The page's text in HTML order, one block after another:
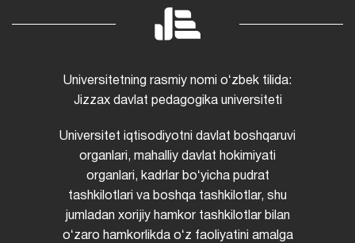
Universitetning rasmiy nomi oʻzbek tilida:
Jizzax davlat pedagogika universiteti
Universitet iqtisodiyotni davlat boshqaruvi
organlari, mahalliy davlat hokimiyati
organlari, kadrlar boʻyicha pudrat
tashkilotlari va boshqa tashkilotlar, shu
jumladan xorijiy hamkor tashkilotlar bilan
oʻzaro hamkorlikda oʻz faoliyatini amalga